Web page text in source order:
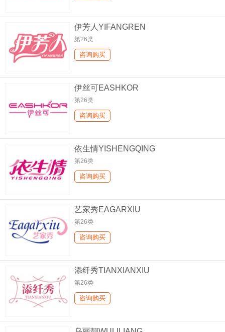
伊芳人YIFANGREN
第26类
咨询购买
伊丝可EASHKOR
第26类
咨询购买
依生情YISHENGQING
第26类
咨询购买
艺家秀EAGARXIU
第26类
咨询购买
添纤秀TIANXIANXIU
第26类
咨询购买